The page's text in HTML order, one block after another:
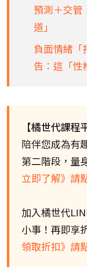
預測＋交管
道」
負面情緒「
告：這「性
【橘世代課程
陪伴您成為有
第二階段，量
立即了解》請
加入橘世代
小事！再即享
領取折扣》請